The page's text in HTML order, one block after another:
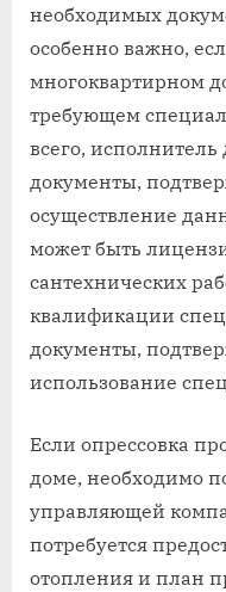
необходимых
особенно важно,
многоквартирном
требующем
всего,
документы,
осуществление
может быть
сантехнических
квалификации
документы,
использование
Если опрессовка
доме, необходимо
управляющей
потребуется
отопления и план